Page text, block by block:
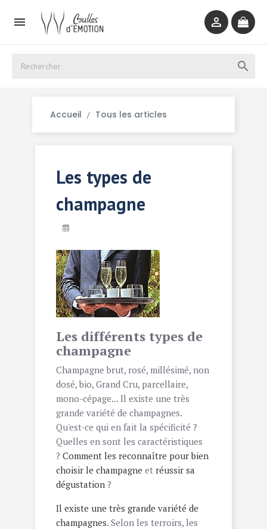
 

Accueil Tous les articles
Les types de
champagne
Les différents types de
champagne
Champagne brut, rosé, millésimé, non
dosé, bio, Grand Cru, parcellaire,
mono-cépage... Il existe une très
grande variété de champagnes.
Qu'est-ce qui en fait la spécificité ?
Quelles en sont les caractéristiques
? Comment les reconnaître pour bien
choisir le champagne et réussir sa
dégustation ?
Il existe une très grande variété de
champagnes. Selon les terroirs, les